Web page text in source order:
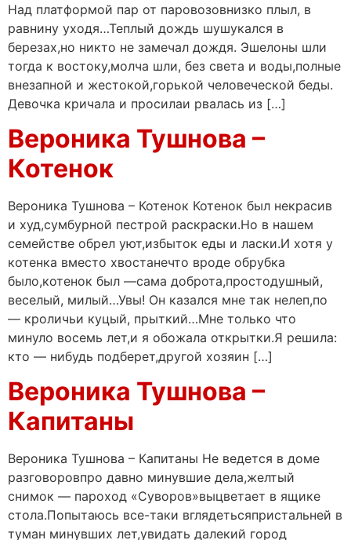
Над платформой пар от паровозовнизко плыл, в
равнину уходя…Теплый дождь шушукался в
березах,но никто не замечал дождя. Эшелоны шли
тогда к востоку,молча шли, без света и воды,полные
внезапной и жестокой,горькой человеческой беды.
Девочка кричала и просилаи рвалась из […]
Вероника Тушнова –
Котенок
Вероника Тушнова – Котенок Котенок был некрасив
и худ,сумбурной пестрой раскраски.Но в нашем
семействе обрел уют,избыток еды и ласки.И хотя у
котенка вместо хвостанечто вроде обрубка
было,котенок был —сама доброта,простодушный,
веселый, милый…Увы! Он казался мне так нелеп,по
— кроличьи куцый, прыткий…Мне только что
минуло восемь лет,и я обожала открытки.Я решила:
кто — нибудь подберет,другой хозяин […]
Вероника Тушнова –
Капитаны
Вероника Тушнова – Капитаны Не ведется в доме
разговоровпро давно минувшие дела,желтый
снимок — пароход «Суворов»выцветает в ящике
стола.Попытаюсь все-таки вглядетьсяпристальней в
туман минувших лет,увидать далекий город